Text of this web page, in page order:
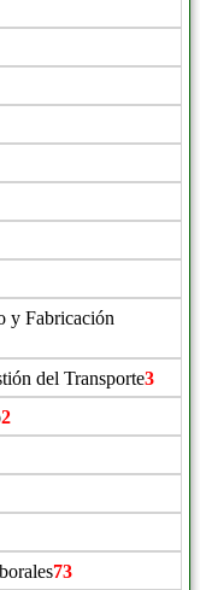
y Fabricación
del Transporte3
2
73